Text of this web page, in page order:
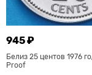
945 ₽
Белиз 25 центов 1976
Proof